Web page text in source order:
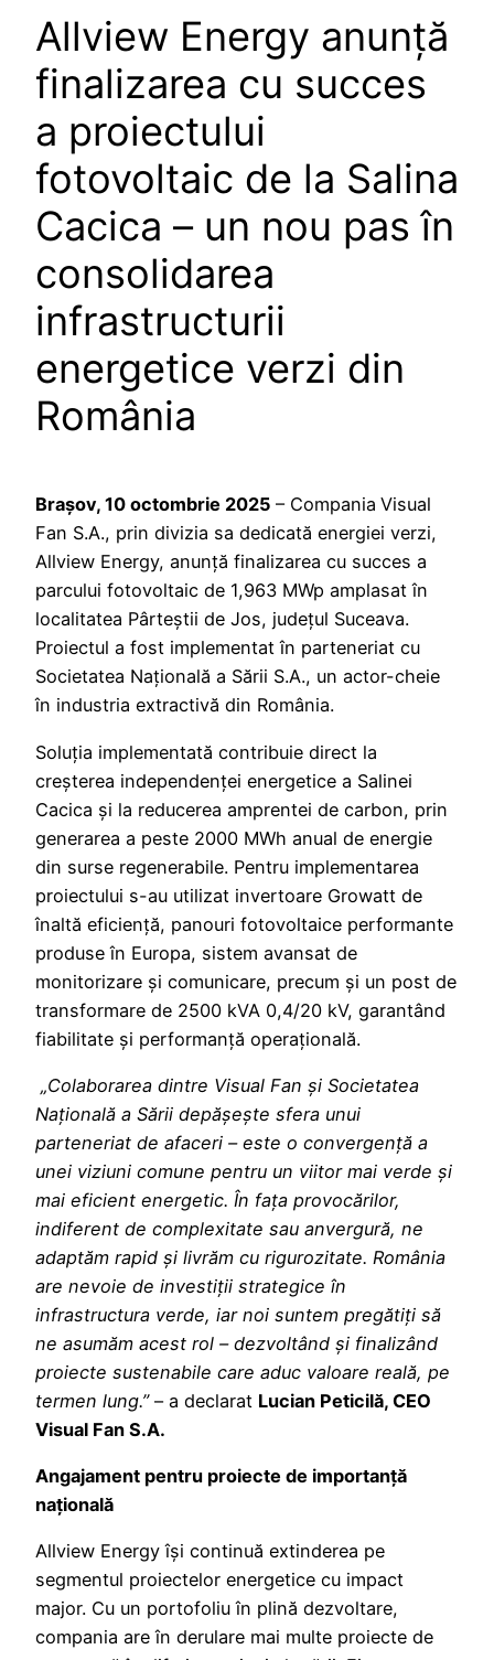
Allview Energy anunță
finalizarea cu succes
a proiectului
fotovoltaic de la Salina
Cacica – un nou pas în
consolidarea
infrastructurii
energetice verzi din
România
Brașov, 10 octombrie 2025 – Compania Visual
Fan S.A., prin divizia sa dedicată energiei verzi,
Allview Energy, anunță finalizarea cu succes a
parcului fotovoltaic de 1,963 MWp amplasat în
localitatea Pârteștii de Jos, județul Suceava.
Proiectul a fost implementat în parteneriat cu
Societatea Națională a Sării S.A., un actor-cheie
în industria extractivă din România.
Soluția implementată contribuie direct la
creșterea independenței energetice a Salinei
Cacica și la reducerea amprentei de carbon, prin
generarea a peste 2000 MWh anual de energie
din surse regenerabile. Pentru implementarea
proiectului s-au utilizat invertoare Growatt de
înaltă eficiență, panouri fotovoltaice performante
produse în Europa, sistem avansat de
monitorizare și comunicare, precum și un post de
transformare de 2500 kVA 0,4/20 kV, garantând
fiabilitate și performanță operațională.
„Colaborarea dintre Visual Fan și Societatea
Națională a Sării depășește sfera unui
parteneriat de afaceri – este o convergență a
unei viziuni comune pentru un viitor mai verde și
mai eficient energetic. În fața provocărilor,
indiferent de complexitate sau anvergură, ne
adaptăm rapid și livrăm cu rigurozitate. România
are nevoie de investiții strategice în
infrastructura verde, iar noi suntem pregătiți să
ne asumăm acest rol – dezvoltând și finalizând
proiecte sustenabile care aduc valoare reală, pe
termen lung.” – a declarat Lucian Peticilă, CEO
Visual Fan S.A.
Angajament pentru proiecte de importanță
națională
Allview Energy își continuă extinderea pe
segmentul proiectelor energetice cu impact
major. Cu un portofoliu în plină dezvoltare,
compania are în derulare mai multe proiecte de